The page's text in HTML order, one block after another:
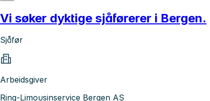
Vi søker dyktige sjåførerer i Bergen.
Sjåfør
Arbeidsgiver
Ring-Limousinservice Bergen AS